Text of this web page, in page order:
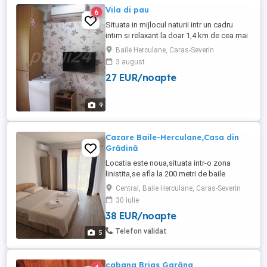
9
6 Vila di pau
Situata in mijlocul naturii intr un cadru
intim si relaxant la doar 1,4 km de cea mai
veche statiune balneo-climaterice Baile-
Herculane, VILA DI PAU va pune la
dispozitie camere single/double/triple
toate cu bai proprii, aer conditionat,
Baile Herculane, Caras-Severin
3 august
27 EUR/noapte
5
Cazare Baile-Herculane,Casa din
Grădină
Locatia este noua,situata intr-o zona
linistita,se afla la 200 metri de baile
termale LA MÂȚU ,la aproximativ 500 metri
de spa-ul THERMAE D OLIMPIA si
aproximativ 10 minute(mers pe jos) de
centrul statiunii. Pentru alte detalii,va rog
contactati-ma !
Central, Baile Herculane, Caras-Severin
30 iulie
38 EUR/noapte
Telefon validat
cabana Brias Garâna